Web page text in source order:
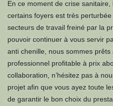
En ce moment de crise
certains foyers est très
secteurs de travail freiné par la
pouvoir continuer à vous servir
anti chenille, nous sommes
professionnel profitable à prix
collaboration, n’hésitez pas à
projet afin que vous ayez toute
de garantir le bon choix du